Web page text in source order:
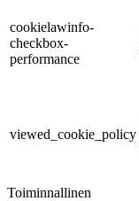
cookielawinfo-
checkbox-
performance
viewed_cookie_policy
Toiminnallinen